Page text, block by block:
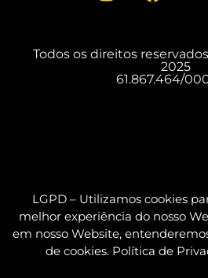
Todos os direitos
2025
61.867.464/
LGPD – Utilizamos cookies
melhor experiência do nosso
em nosso Website,
de cookies. Política de